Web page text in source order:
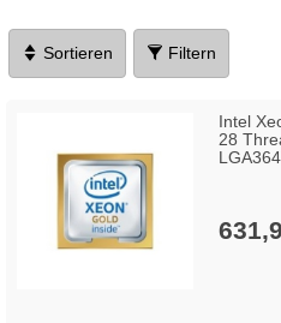
Sortieren Filtern
Intel
28